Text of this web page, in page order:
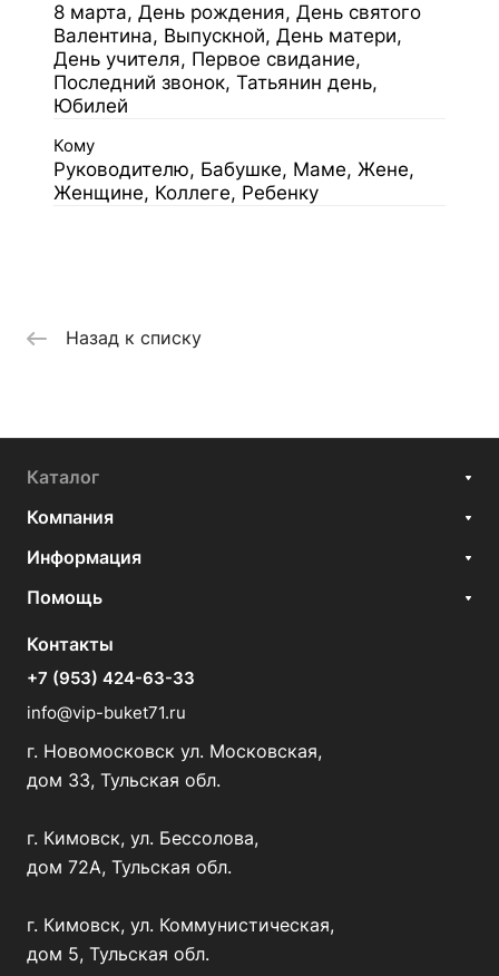
8 марта, День рождения, День святого
Валентина, Выпускной, День матери,
День учителя, Первое свидание,
Последний звонок, Татьянин день,
Юбилей
Кому
Руководителю, Бабушке, Маме, Жене,
Женщине, Коллеге, Ребенку
Назад к списку
Каталог
Компания
Информация
Помощь
Контакты
+7 (953) 424-63-33
info@vip-buket71.ru
г. Новомосковск ул. Московская,
дом 33, Тульская обл.
г. Кимовск, ул. Бессолова,
дом 72А, Тульская обл.
г. Кимовск, ул. Коммунистическая,
дом 5, Тульская обл.